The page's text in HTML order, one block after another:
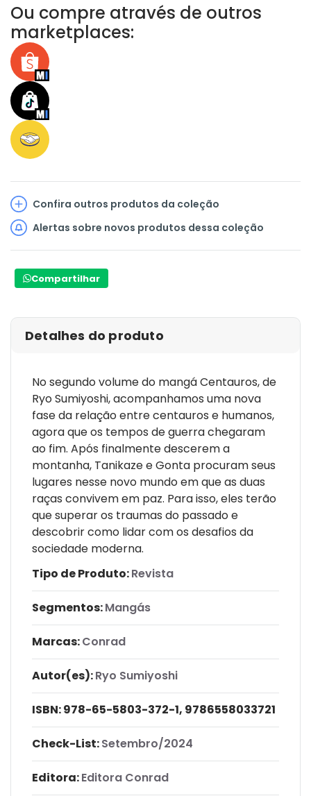
Ou compre através de outros
marketplaces:
Confira outros produtos da coleção
Alertas sobre novos produtos dessa coleção
Compartilhar
Detalhes do produto
No segundo volume do mangá Centauros, de
Ryo Sumiyoshi, acompanhamos uma nova
fase da relação entre centauros e humanos,
agora que os tempos de guerra chegaram
ao fim. Após finalmente descerem a
montanha, Tanikaze e Gonta procuram seus
lugares nesse novo mundo em que as duas
raças convivem em paz. Para isso, eles terão
que superar os traumas do passado e
descobrir como lidar com os desafios da
sociedade moderna.
Tipo de Produto:Revista
Segmentos:Mangás
Marcas:Conrad
Autor(es):Ryo Sumiyoshi
ISBN:978-65-5803-372-1, 9786558033721
Check-List:Setembro/2024
Editora:Editora Conrad